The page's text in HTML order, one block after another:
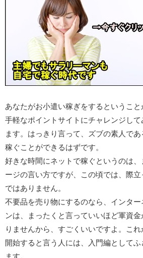
あなたがお小遣い稼ぎをするというこ
手軽なポイントサイトにチャレンジし
ます。はっきり言って、ズブの素人で
稼ぐことができるはずです。
好きな時間にネットで稼ぐというのは
ージの言い方ですが、この頃では、際
ではありません。
不要品を売り物にするのなら、インタ
ンは、まったくと言っていいほど軍資
りませんから、すごくいいですよ。こ
開始すると言う人には、入門編として
ます。